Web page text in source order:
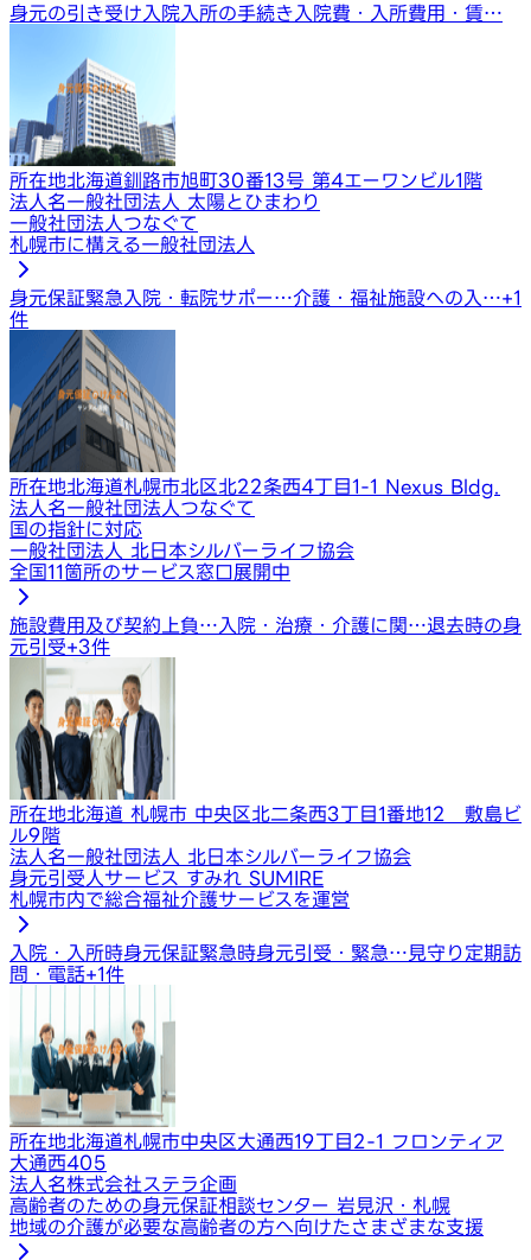
身元の引き受け 入院入所の手続き 入院費・入所費用・賃…
所在地北海道釧路市旭町30番13号 第4エーワンビル1階
法人名一般社団法人 太陽とひまわり
一般社団法人つなぐて
札幌市に構える一般社団法人
身元保証緊急入院・転院サポー…介護・福祉施設への入…+1
件
所在地北海道札幌市北区北22条西4丁目1-1 Nexus Bldg.
法人名一般社団法人つなぐて
国の指針に対応
一般社団法人 北日本シルバーライフ協会
全国11箇所のサービス窓口展開中
施設費用及び契約上負… 入院・治療・介護に関…退去時の身
元引受+3件
所在地北海道 札幌市 中央区北二条西3丁目1番地12 敷島ビ
ル9階
法人名一般社団法人 北日本シルバーライフ協会
身元引受人サービス すみれ SUMIRE
札幌市内で総合福祉介護サービスを運営
入院・入所時身元保証緊急時身元引受・緊急…見守り定期訪
問・電話+1件
所在地北海道札幌市中央区大通西19丁目2-1 フロンティア
大通西405
法人名株式会社ステラ企画
高齢者のための身元保証相談センター 岩見沢・札幌
地域の介護が必要な高齢者の方へ向けたさまざまな支援